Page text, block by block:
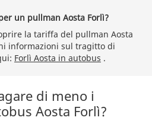
un pullman Aosta Forlì?
la tariffa del pullman Aosta
informazioni sul tragitto di
Forlì Aosta in autobus .
di meno i
Aosta Forlì?